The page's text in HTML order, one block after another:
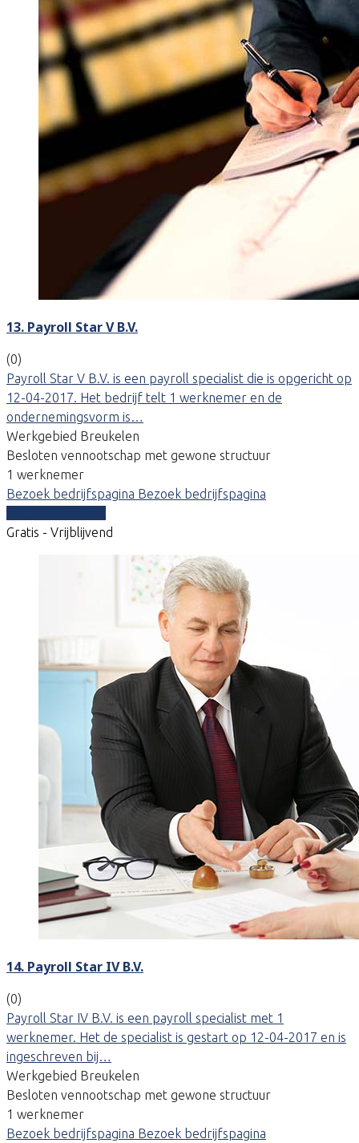
13. Payroll Star V B.V.
(0)
Payroll Star V B.V. is een payroll specialist die is opgericht op
12-04-2017. Het bedrijf telt 1 werknemer en de
ondernemingsvorm is…
Werkgebied Breukelen
Besloten vennootschap met gewone structuur
1 werknemer
Bezoek bedrijfspagina Bezoek bedrijfspagina
Gratis - Vrijblijvend
14. Payroll Star IV B.V.
(0)
Payroll Star IV B.V. is een payroll specialist met 1
werknemer. Het de specialist is gestart op 12-04-2017 en is
ingeschreven bij…
Werkgebied Breukelen
Besloten vennootschap met gewone structuur
1 werknemer
Bezoek bedrijfspagina Bezoek bedrijfspagina